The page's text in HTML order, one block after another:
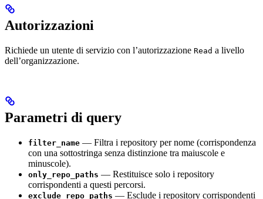
Autorizzazioni
Richiede un utente di servizio con l’autorizzazione Read a livello
dell’organizzazione.
Parametri di query
filter_name — Filtra i repository per nome (corrispondenza
con una sottostringa senza distinzione tra maiuscole e
minuscole).
only_repo_paths — Restituisce solo i repository
corrispondenti a questi percorsi.
exclude_repo_paths — Esclude i repository corrispondenti